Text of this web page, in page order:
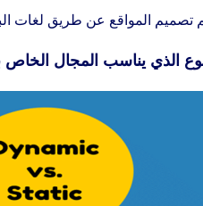
تصميم المواقع عن طريق لغات
الذي يناسب المجال